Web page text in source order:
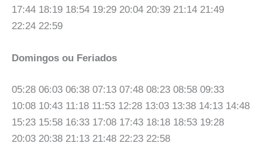
17:44 18:19 18:54 19:29 20:04 20:39 21:14 21:49
22:24 22:59
Domingos ou Feriados
05:28 06:03 06:38 07:13 07:48 08:23 08:58 09:33
10:08 10:43 11:18 11:53 12:28 13:03 13:38 14:13 14:48
15:23 15:58 16:33 17:08 17:43 18:18 18:53 19:28
20:03 20:38 21:13 21:48 22:23 22:58